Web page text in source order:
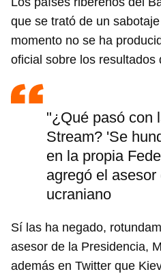
Guardar como favorito
iniciar sesión con tu cuenta
INICIAR
que se trató de un
momento no se ha
oficial sobre los resultados
"¿Qué pasó con
Stream? 'Se
en la propia
agregó el
ucraniano
Sí las ha negado,
asesor de la Presidencia,
además en Twitter que